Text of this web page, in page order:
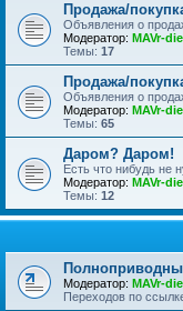
Продажа/
Объявления о
Модератор: MAVr-
Темы: 17
Продажа/
Объявления о
Модератор: MAVr-
Темы: 65
Даром? Даром!
Есть что нибудь не
Модератор: MAVr-
Темы: 12
Модератор: MAVr-
Переходов по